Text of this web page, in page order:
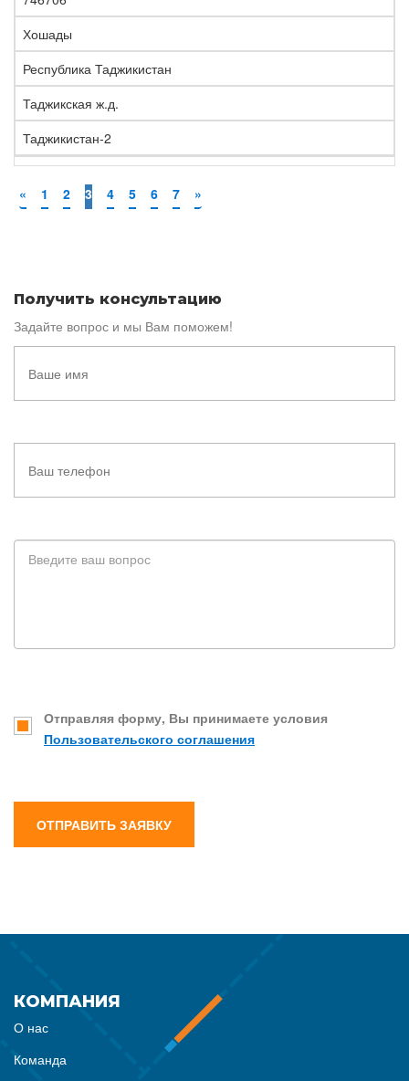
Хошады
Республика Таджикистан
Таджикская ж.д.
Таджикистан-2
« 1 2 3 4 5 6 7 »
Получить консультацию
Задайте вопрос и мы Вам поможем!
Отправляя форму, Вы принимаете условия
Пользовательского соглашения
ОТПРАВИТЬ ЗАЯВКУ
КОМПАНИЯ
О нас
Команда